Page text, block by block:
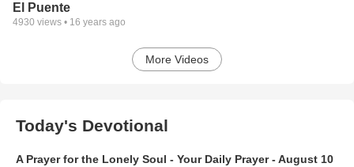
El Puente
4930 views • 16 years ago
More Videos
Today's Devotional
A Prayer for the Lonely Soul - Your Daily Prayer - August 10